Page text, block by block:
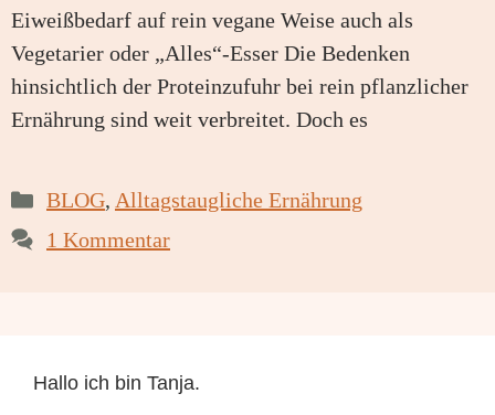
Eiweißbedarf auf rein vegane Weise auch als
Vegetarier oder „Alles“-Esser Die Bedenken
hinsichtlich der Proteinzufuhr bei rein pflanzlicher
Ernährung sind weit verbreitet. Doch es
Kategorien
BLOG, Alltagstaugliche Ernährung
1 Kommentar
Hallo ich bin Tanja.